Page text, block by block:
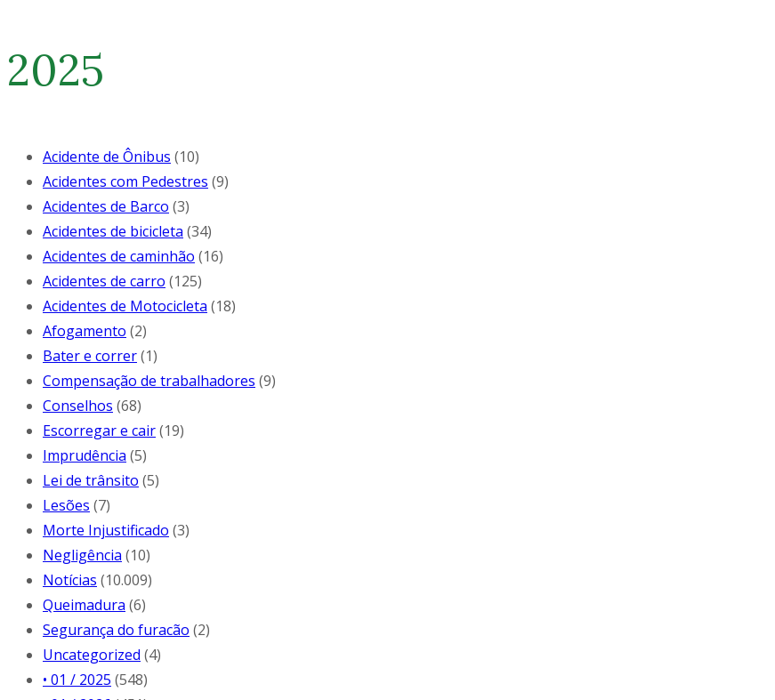
2025
Acidente de Ônibus (10)
Acidentes com Pedestres (9)
Acidentes de Barco (3)
Acidentes de bicicleta (34)
Acidentes de caminhão (16)
Acidentes de carro (125)
Acidentes de Motocicleta (18)
Afogamento (2)
Bater e correr(1)
Compensação de trabalhadores (9)
Conselhos (68)
Escorregar e cair(19)
Imprudência (5)
Lei de trânsito (5)
Lesões (7)
Morte Injustificado (3)
Negligência (10)
Notícias (10.009)
Queimadura (6)
Segurança do furacão (2)
Uncategorized (4)
• 01 / 2025 (548)